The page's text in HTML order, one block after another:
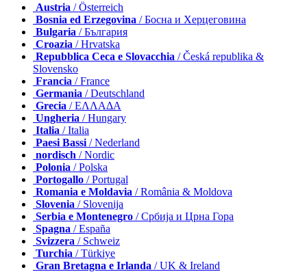
Austria / Österreich
Bosnia ed Erzegovina / Босна и Херцеговина
Bulgaria / България
Croazia / Hrvatska
Repubblica Ceca e Slovacchia / Česká republika &
Slovensko
Francia / France
Germania / Deutschland
Grecia / ΕΛΛΑΔΑ
Ungheria / Hungary
Italia / Italia
Paesi Bassi / Nederland
nordisch / Nordic
Polonia / Polska
Portogallo / Portugal
Romania e Moldavia / România & Moldova
Slovenia / Slovenija
Serbia e Montenegro / Србија и Црна Гора
Spagna / España
Svizzera / Schweiz
Turchia / Türkiye
Gran Bretagna e Irlanda / UK & Ireland